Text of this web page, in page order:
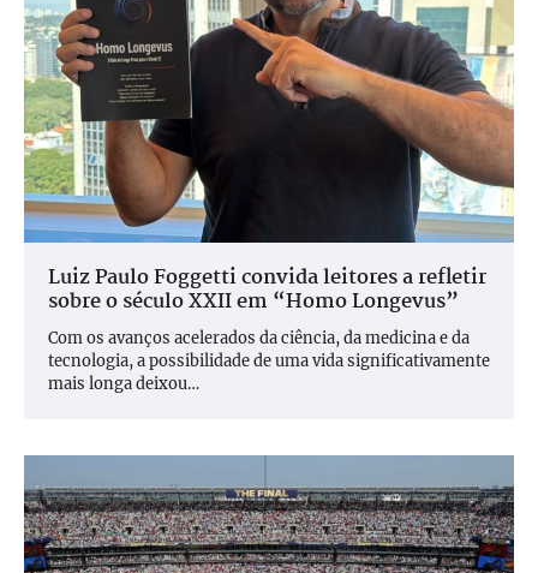
Luiz Paulo Foggetti convida leitores a refletir
sobre o século XXII em “Homo Longevus”
Com os avanços acelerados da ciência, da medicina e da
tecnologia, a possibilidade de uma vida significativamente
mais longa deixou…